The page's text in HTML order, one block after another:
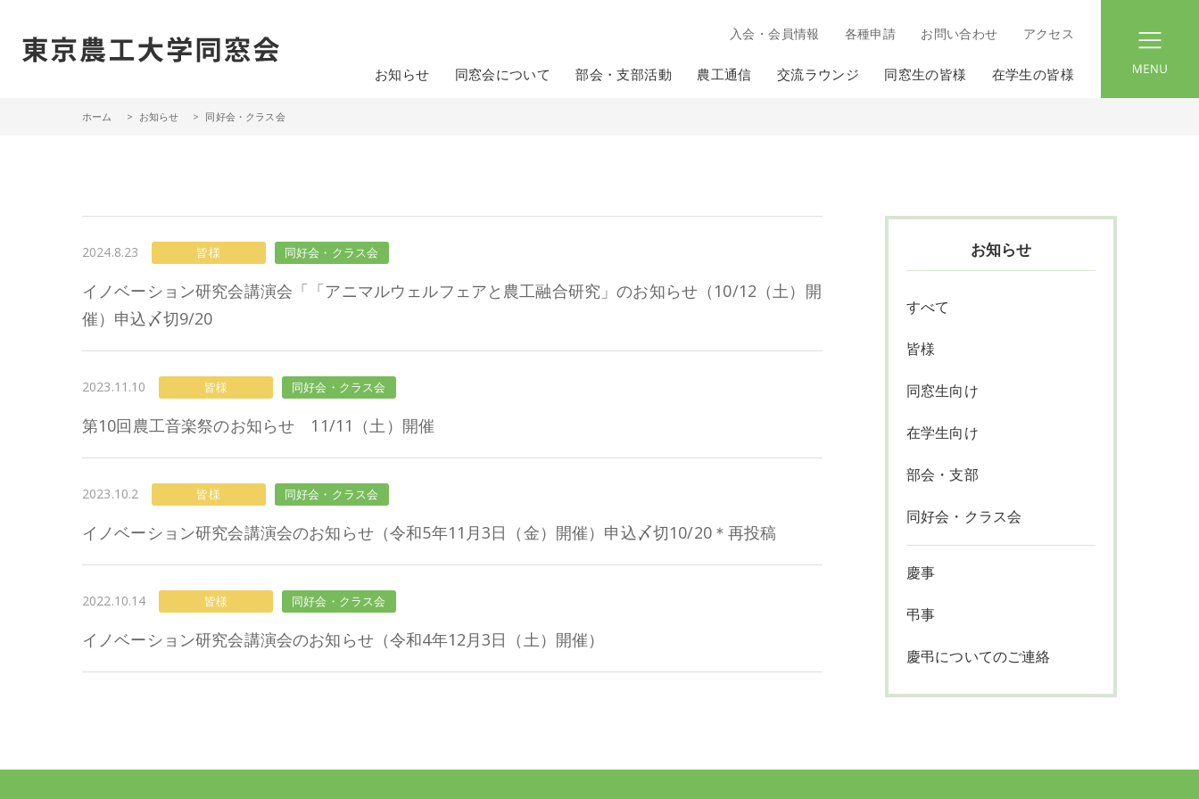
入会・会員情報 各種申請 お問い合わせ アクセス
お知らせ 同窓会について 部会・支部活動 農工通信 交流ラウンジ 同窓生の皆様 在学生の皆様
ホーム お知らせ 同好会・クラス会
お知らせ
すべて
皆様
同窓生向け
在学生向け
部会・支部
同好会・クラス会
慶事
弔事
慶弔についてのご連絡
2024.8.23 皆様 同好会・クラス会
イノベーション研究会講演会「「アニマルウェルフェアと農工融合研究」のお知らせ（10/12（土）開
催）申込〆切9/20
2023.11.10 皆様 同好会・クラス会
第10回農工音楽祭のお知らせ 11/11（土）開催
2023.10.2 皆様 同好会・クラス会
イノベーション研究会講演会のお知らせ（令和5年11月3日（金）開催）申込〆切10/20＊再投稿
2022.10.14 皆様 同好会・クラス会
イノベーション研究会講演会のお知らせ（令和4年12月3日（土）開催）
menu